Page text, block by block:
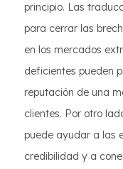
principio. Las
para cerrar las
en los mercados
deficientes pueden
reputación de una
clientes. Por otro
puede ayudar a las
credibilidad y a